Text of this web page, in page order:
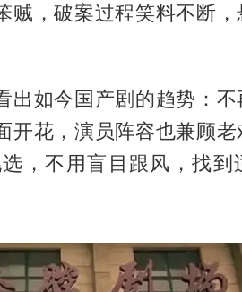
贼，破案过程笑料不断
出如今国产剧的趋势：不
开花，演员阵容也兼顾老
，不用盲目跟风，找到